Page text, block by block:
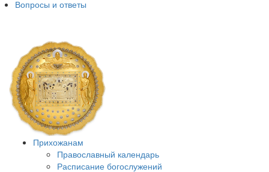
Вопросы и ответы
Прихожанам
Православный календарь
Расписание богослужений